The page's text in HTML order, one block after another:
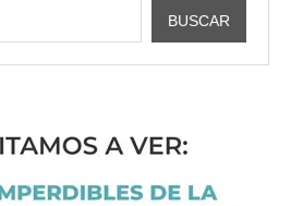
BUSCAR